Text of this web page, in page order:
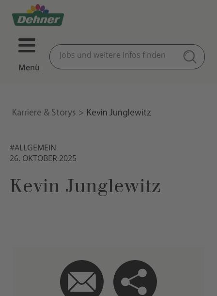
Menü
Karriere & Storys Kevin Junglewitz
#ALLGEMEIN
26. OKTOBER 2025
Kevin Junglewitz